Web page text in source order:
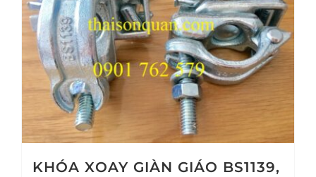
KHÓA XOAY GIÀN GIÁO BS1139,